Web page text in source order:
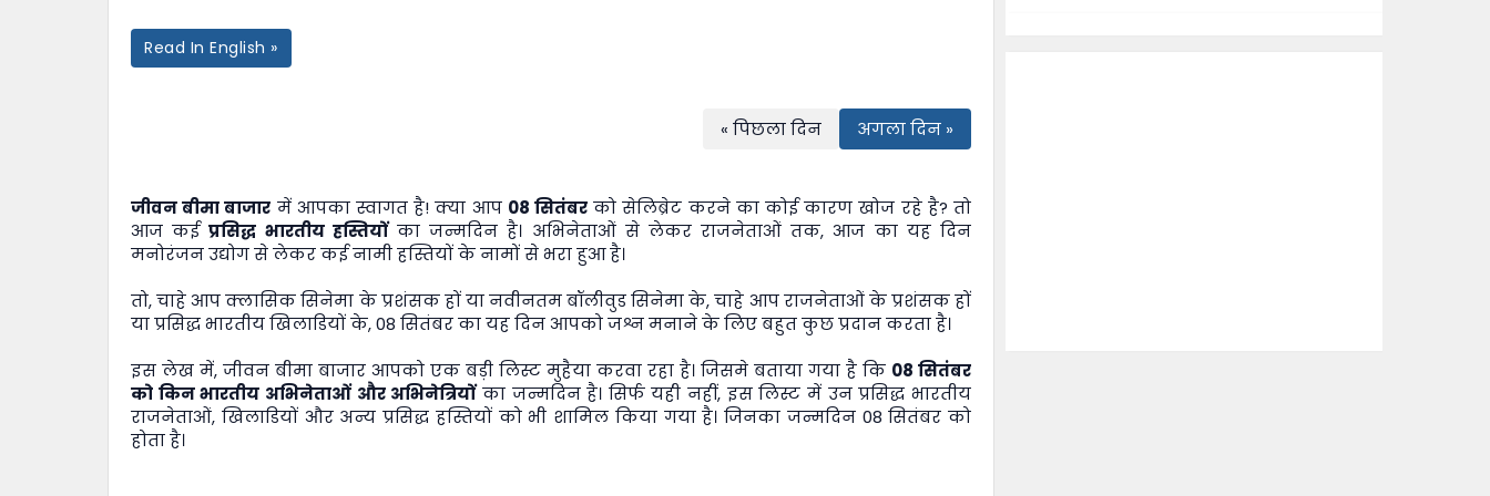
Read In English »
« पिछला दिन अगला दिन »
जीवन बीमा बाजार में आपका स्वागत है! क्या आप 08 सितंबर को सेलिब्रेट करने का कोई कारण खोज रहे है? तो
आज कईप्रसिद्ध भारतीय हस्तियोंका जन्मदिन है। अभिनेताओं से लेकर राजनेताओं तक, आज का यह दिन
मनोरंजन उद्योग से लेकर कई नामी हस्तियों के नामों से भरा हुआ है।
तो, चाहे आप क्लासिक सिनेमा के प्रशंसक हों या नवीनतम बॉलीवुड सिनेमा के, चाहे आप राजनेताओं के प्रशंसक हों
या प्रसिद्ध भारतीय खिलाडियों के, 08 सितंबर का यह दिन आपको जश्न मनाने के लिए बहुत कुछ प्रदान करता है।
इस लेख में, जीवन बीमा बाजार आपको एक बड़ी लिस्ट मुहैया करवा रहा है। जिसमे बताया गया है कि 08 सितंबर
को किन भारतीय अभिनेताओं और अभिनेत्रियोंका जन्मदिन है। सिर्फ यही नहीं, इस लिस्ट में उन प्रसिद्ध भारतीय
राजनेताओं, खिलाडियों और अन्य प्रसिद्ध हस्तियों को भी शामिल किया गया है। जिनका जन्मदिन 08 सितंबर को
होता है।